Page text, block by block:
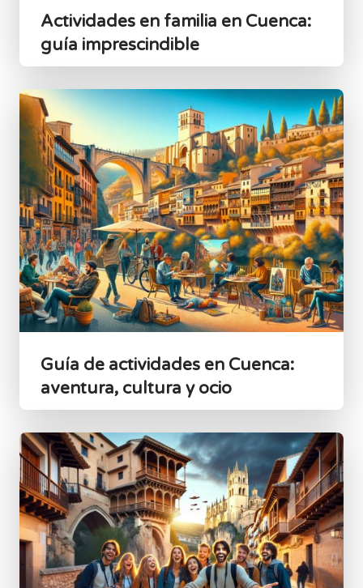
Actividades en familia en Cuenca:
guía imprescindible
Guía de actividades en Cuenca:
aventura, cultura y ocio